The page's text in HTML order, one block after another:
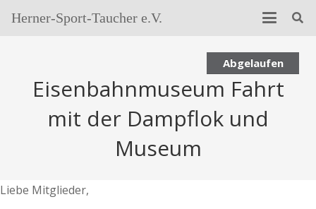
Herner-Sport-Taucher e.V.
Abgelaufen
Eisenbahnmuseum Fahrt
mit der Dampflok und
Museum
Liebe Mitglieder,